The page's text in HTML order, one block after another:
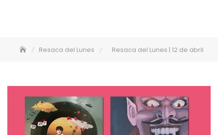
Resaca del Lunes Resaca del Lunes | 12 de abril